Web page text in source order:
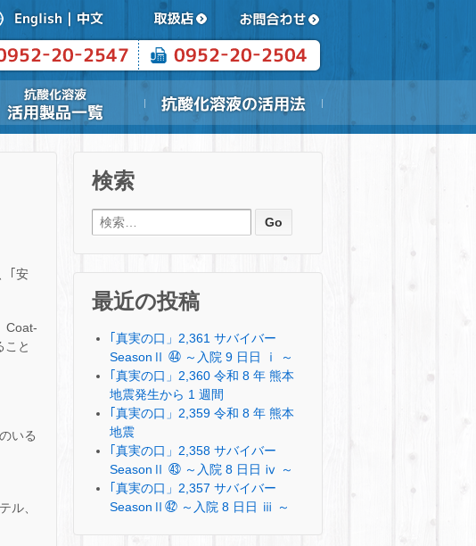
｢安
Coat-
こと
いる
ル、
検索
検索:
最近の投稿
｢真実の口」2,361 サバイバー
SeasonⅡ ㊹ ～入院 9 日日 ⅰ ～
｢真実の口」2,360 令和 8 年 熊本
地震発生から 1 週間
｢真実の口」2,359 令和 8 年 熊本
地震
｢真実の口」2,358 サバイバー
SeasonⅡ ㊸ ～入院 8 日日 ⅳ ～
｢真実の口」2,357 サバイバー
SeasonⅡ㊷ ～入院 8 日日 ⅲ ～